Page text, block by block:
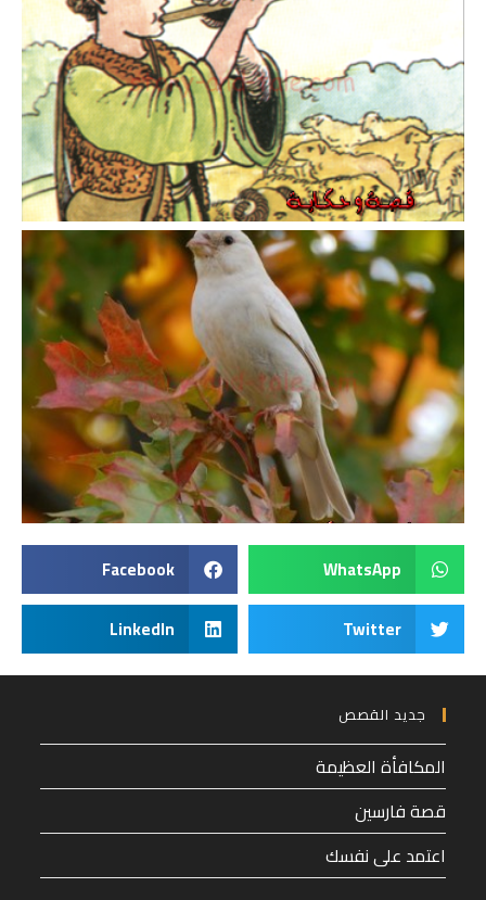
WhatsApp
Facebook
Twitter
LinkedIn
جديد القصص
المكافأة العظيمة
قصة فارسين
اعتمد على نفسك